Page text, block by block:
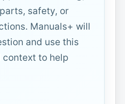
safety, or
Manuals+ will
and use this
context to help